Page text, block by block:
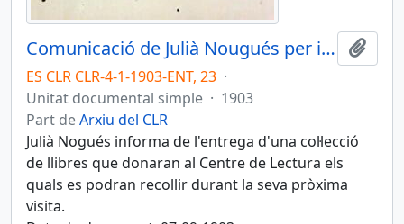
Comunicació de Julià Nougués per informar del donatiu d'una relació d'obres que s'entregaran a l'entitat
ES CLR CLR-4-1-1903-ENT, 23 ·
Unitat documental simple · 1903
Part deArxiu del CLR
Julià Nogués informa de l'entrega d'una col·lecció
de llibres que donaran al Centre de Lectura els
quals es podran recollir durant la seva pròxima
visita.